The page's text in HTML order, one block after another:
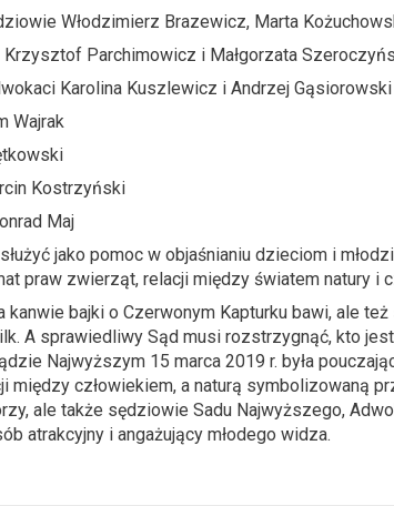
Włodzimierz Brazewicz, Marta
Parchimowicz i Małgorzata
Karolina Kuszlewicz i Andrzej Gąsiorowski
Wajrak
Kostrzyński
Maj
jako pomoc w objaśnianiu dzieciom i
praw zwierząt, relacji między światem natury i
kanwie bajki o Czerwonym Kapturku bawi, ale
A sprawiedliwy Sąd musi rozstrzygnąć, kto
Najwyższym 15 marca 2019 r. była
między człowiekiem, a naturą symbolizowaną
ale także sędziowie Sadu Najwyższego,
atrakcyjny i angażujący młodego widza.